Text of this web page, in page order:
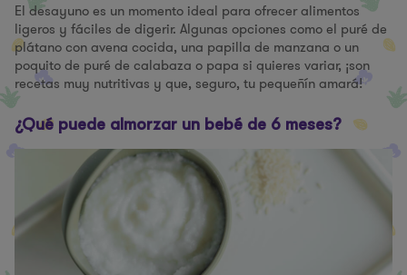
El desayuno es un momento ideal para ofrecer alimentos
ligeros y fáciles de digerir. Algunas opciones como el puré de
plátano con avena cocida, una papilla de manzana o un
poquito de puré de calabaza o papa si quieres variar, ¡son
recetas muy nutritivas y que, seguro, tu pequeñín amará!
¿Qué puede almorzar un bebé de 6 meses?